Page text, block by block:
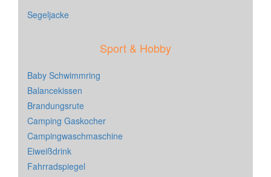
Segeljacke
Sport & Hobby
Baby Schwimmring
Balancekissen
Brandungsrute
Camping Gaskocher
Campingwaschmaschine
Eiweißdrink
Fahrradspiegel